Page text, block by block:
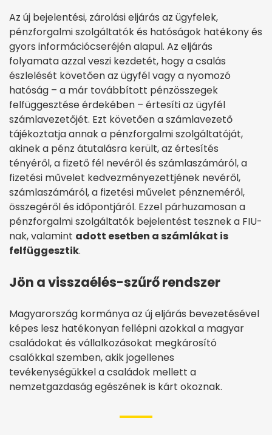
Az új bejelentési, zárolási eljárás az ügyfelek,
pénzforgalmi szolgáltatók és hatóságok hatékony és
gyors információcseréjén alapul. Az eljárás
folyamata azzal veszi kezdetét, hogy a csalás
észlelését követően az ügyfél vagy a nyomozó
hatóság – a már továbbított pénzösszegek
felfüggesztése érdekében – értesíti az ügyfél
számlavezetőjét. Ezt követően a számlavezető
tájékoztatja annak a pénzforgalmi szolgáltatóját,
akinek a pénz átutalásra került, az értesítés
tényéről, a fizető fél nevéről és számlaszámáról, a
fizetési művelet kedvezményezettjének nevéről,
számlaszámáról, a fizetési művelet pénzneméről,
összegéről és időpontjáról. Ezzel párhuzamosan a
pénzforgalmi szolgáltatók bejelentést tesznek a FIU-
nak, valamint adott esetben a számlákat is
felfüggesztik.
Jön a visszaélés-szűrő rendszer
Magyarország kormánya az új eljárás bevezetésével
képes lesz hatékonyan fellépni azokkal a magyar
családokat és vállalkozásokat megkárosító
csalókkal szemben, akik jogellenes
tevékenységükkel a családok mellett a
nemzetgazdaság egészének is kárt okoznak.